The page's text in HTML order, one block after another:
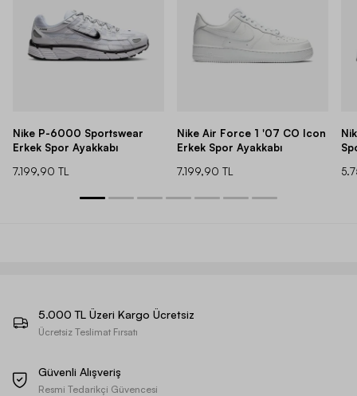
Nike P-6000 Sportswear
Erkek Spor Ayakkabı
7.199,90 TL
Nike Air Force 1 '07 CO Icon
Erkek Spor Ayakkabı
7.199,90 TL
5.000 TL Üzeri Kargo Ücretsiz
Ücretsiz Teslimat Fırsatı
Güvenli Alışveriş
Resmi Tedarikçi Güvencesi